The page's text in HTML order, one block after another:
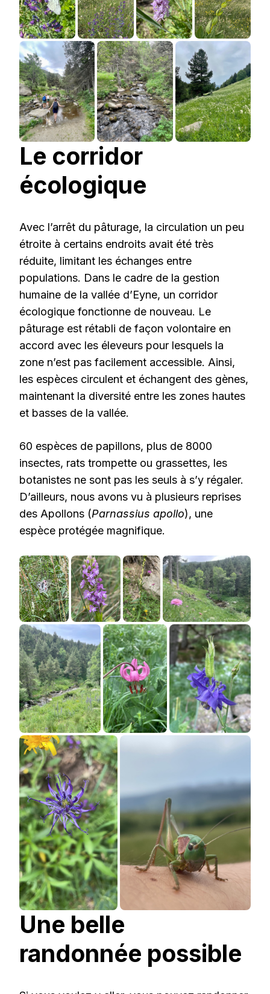
Le corridor
écologique
Avec l’arrêt du pâturage, la circulation un peu
étroite à certains endroits avait été très
réduite, limitant les échanges entre
populations. Dans le cadre de la gestion
humaine de la vallée d’Eyne, un corridor
écologique fonctionne de nouveau. Le
pâturage est rétabli de façon volontaire en
accord avec les éleveurs pour lesquels la
zone n’est pas facilement accessible. Ainsi,
les espèces circulent et échangent des gènes,
maintenant la diversité entre les zones hautes
et basses de la vallée.
60 espèces de papillons, plus de 8000
insectes, rats trompette ou grassettes, les
botanistes ne sont pas les seuls à s’y régaler.
D’ailleurs, nous avons vu à plusieurs reprises
des Apollons (Parnassius apollo), une
espèce protégée magnifique.
Une belle
randonnée possible